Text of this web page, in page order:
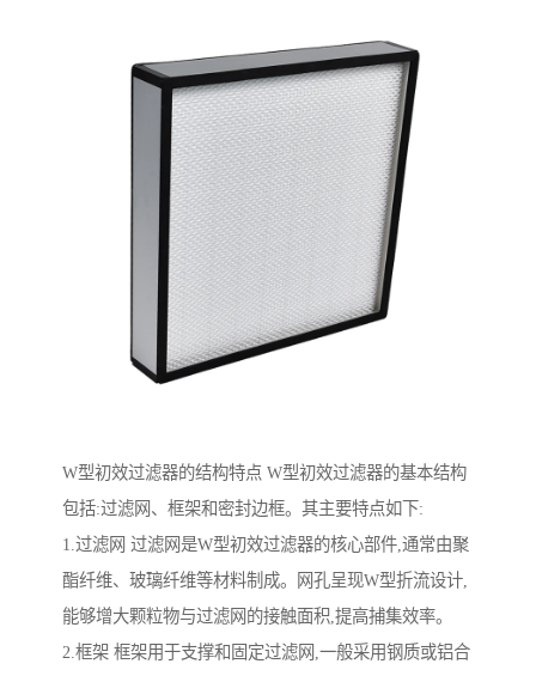
W型初效过滤器的结构特点 W型初效过滤器的基本结构
包括:过滤网、框架和密封边框。其主要特点如下:
1.过滤网 过滤网是W型初效过滤器的核心部件,通常由聚
酯纤维、玻璃纤维等材料制成。网孔呈现W型折流设计,
能够增大颗粒物与过滤网的接触面积,提高捕集效率。
2.框架 框架用于支撑和固定过滤网,一般采用钢质或铝合